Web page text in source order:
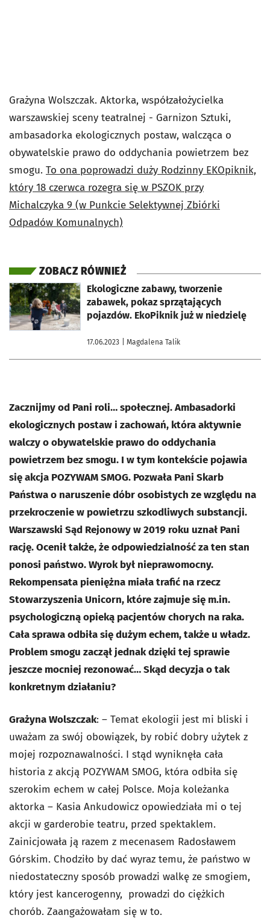
Grażyna Wolszczak. Aktorka, współzałożycielka
warszawskiej sceny teatralnej - Garnizon Sztuki,
ambasadorka ekologicznych postaw, walcząca o
obywatelskie prawo do oddychania powietrzem bez
smogu. To ona poprowadzi duży Rodzinny EKOpiknik,
który 18 czerwca rozegra się w PSZOK przy
Michalczyka 9 (w Punkcie Selektywnej Zbiórki
Odpadów Komunalnych)
ZOBACZ RÓWNIEŻ
Ekologiczne zabawy, tworzenie
zabawek, pokaz sprzątających
pojazdów. EkoPiknik już w niedzielę
17.06.2023 | Magdalena Talik
otworzy się w nowej karcie
Zacznijmy od Pani roli… społecznej. Ambasadorki
ekologicznych postaw i zachowań, która aktywnie
walczy o obywatelskie prawo do oddychania
powietrzem bez smogu. I w tym kontekście pojawia
się akcja POZYWAM SMOG. Pozwała Pani Skarb
Państwa o naruszenie dóbr osobistych ze względu na
przekroczenie w powietrzu szkodliwych substancji.
Warszawski Sąd Rejonowy w 2019 roku uznał Pani
rację. Ocenił także, że odpowiedzialność za ten stan
ponosi państwo. Wyrok był nieprawomocny.
Rekompensata pieniężna miała trafić na rzecz
Stowarzyszenia Unicorn, które zajmuje się m.in.
psychologiczną opieką pacjentów chorych na raka.
Cała sprawa odbiła się dużym echem, także u władz.
Problem smogu zaczął jednak dzięki tej sprawie
jeszcze mocniej rezonować… Skąd decyzja o tak
konkretnym działaniu?
Grażyna Wolszczak: – Temat ekologii jest mi bliski i
uważam za swój obowiązek, by robić dobry użytek z
mojej rozpoznawalności. I stąd wyniknęła cała
historia z akcją POZYWAM SMOG, która odbiła się
szerokim echem w całej Polsce. Moja koleżanka
aktorka – Kasia Ankudowicz opowiedziała mi o tej
akcji w garderobie teatru, przed spektaklem.
Zainicjowała ją razem z mecenasem Radosławem
Górskim. Chodziło by dać wyraz temu, że państwo w
niedostateczny sposób prowadzi walkę ze smogiem,
który jest kancerogenny, prowadzi do ciężkich
chorób. Zaangażowałam się w to.